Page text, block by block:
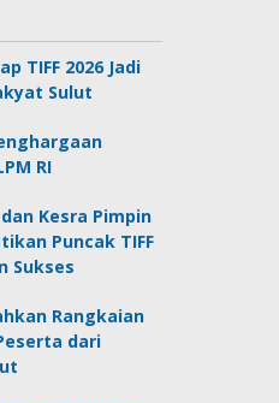
TIFF 2026 Jadi
Sulut
RI
Kesra Pimpin
Puncak TIFF
Sukses
Rangkaian
dari